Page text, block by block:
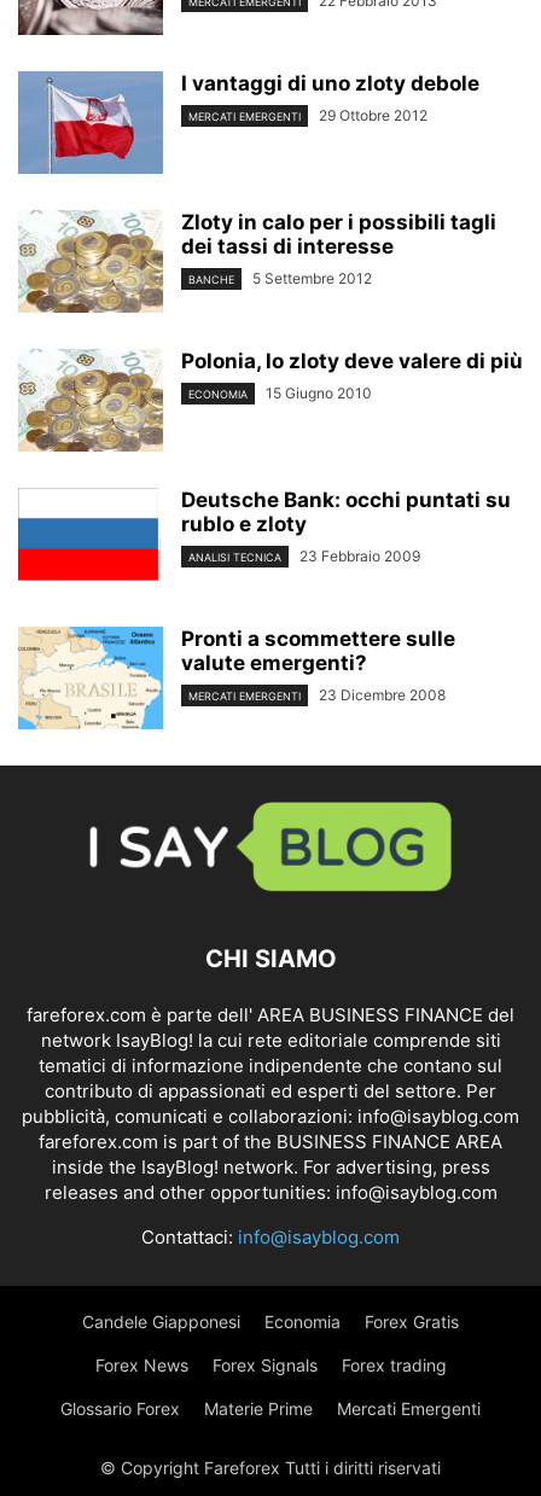
I vantaggi di uno zloty debole
MERCATI EMERGENTI 29 Ottobre 2012
Zloty in calo per i possibili tagli
dei tassi di interesse
BANCHE 5 Settembre 2012
Polonia, lo zloty deve valere di più
ECONOMIA 15 Giugno 2010
Deutsche Bank: occhi puntati su
rublo e zloty
ANALISI TECNICA 23 Febbraio 2009
Pronti a scommettere sulle
valute emergenti?
MERCATI EMERGENTI 23 Dicembre 2008
CHI SIAMO
fareforex.com è parte dell' AREA BUSINESS FINANCE del
network IsayBlog! la cui rete editoriale comprende siti
tematici di informazione indipendente che contano sul
contributo di appassionati ed esperti del settore. Per
pubblicità, comunicati e collaborazioni: info@isayblog.com
fareforex.com is part of the BUSINESS FINANCE AREA
inside the IsayBlog! network. For advertising, press
releases and other opportunities: info@isayblog.com
Contattaci: info@isayblog.com
Candele Giapponesi Economia Forex Gratis
Forex News Forex Signals Forex trading
Glossario Forex Materie Prime Mercati Emergenti
© Copyright Fareforex Tutti i diritti riservati